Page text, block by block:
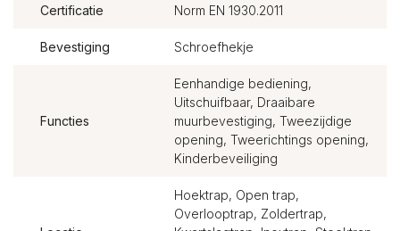
Certificatie Norm EN 1930.2011
Bevestiging Schroefhekje
Functies
Eenhandige bediening,
Uitschuifbaar, Draaibare
muurbevestiging, Tweezijdige
opening, Tweerichtings opening,
Kinderbeveiliging
Hoektrap, Open trap,
Overlooptrap, Zoldertrap,